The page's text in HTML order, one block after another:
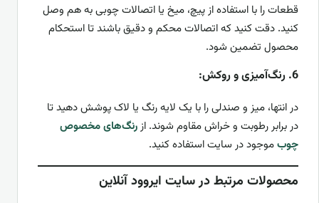
قطعات را با استفاده از پیچ، میخ یا اتصالات چوبی به هم وصل
کنید. دقت کنید که اتصالات محکم و دقیق باشند تا استحکام
محصول تضمین شود.
6. رنگ‌آمیزی و روکش:
در انتها، میز و صندلی را با یک لایه رنگ یا لاک پوشش دهید تا
در برابر رطوبت و خراش مقاوم شوند. ازرنگ‌های مخصوص
چوبموجود در سایت استفاده کنید.
محصولات مرتبط در سایت ایروود آنلاین